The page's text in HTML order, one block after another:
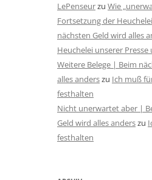
LePenseurzu Wie
Fortsetzung der
nächsten Geld wird alles
Heuchelei unserer
Weitere Belege | Beim
alles anderszu Ich muß
festhalten
Nicht unerwartet aber |
Geld wird alles anderszu
festhalten